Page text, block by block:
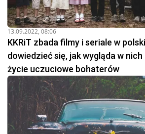
13.09.2022, 08:06
KKRiT zbada filmy i seriale w
dowiedzieć się, jak wygląda w
życie uczuciowe bohaterów